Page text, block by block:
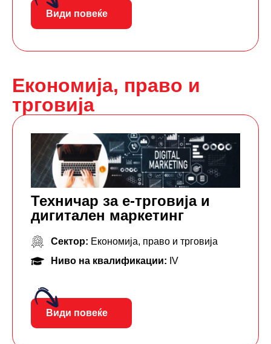
Види повеќе
Економија, право и
трговија
Техничар за е-трговија и
дигитален маркетинг
Сектор: Економија, право и трговија
Ниво на квалификации: IV
Види повеќе